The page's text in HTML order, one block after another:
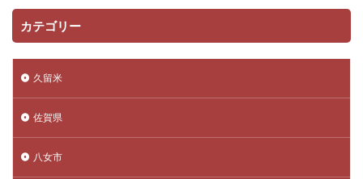
カテゴリー
久留米
佐賀県
八女市